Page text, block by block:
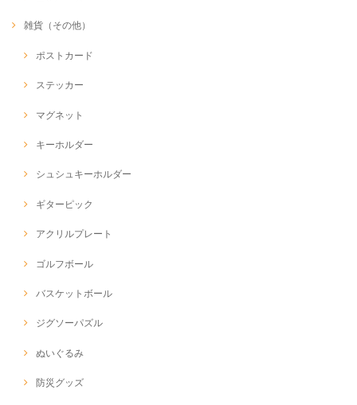
雑貨（その他）
ポストカード
ステッカー
マグネット
キーホルダー
シュシュキーホルダー
ギターピック
アクリルプレート
ゴルフボール
バスケットボール
ジグソーパズル
ぬいぐるみ
防災グッズ